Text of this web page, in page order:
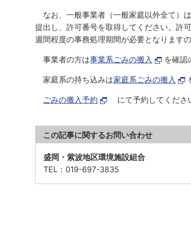
なお、一般事業者（一般家庭以外全て）
提出し、許可番号を取得してください。許
週間程度の事務処理期間が必要となります
事業者の方は事業系ごみの搬入 を確認
家庭系の持ち込みは家庭系ごみの搬入
ごみの搬入予約 にて予約してくださ
この記事に関するお問い合わせ
盛岡・紫波地区環境施設組合
TEL ：019-697-3835